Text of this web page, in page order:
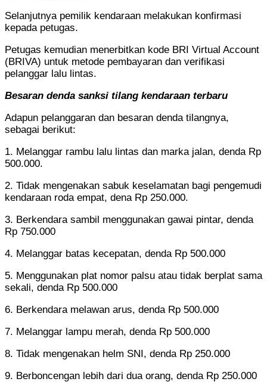
Selanjutnya pemilik kendaraan melakukan konfirmasi
kepada petugas.
Petugas kemudian menerbitkan kode BRI Virtual Account
(BRIVA) untuk metode pembayaran dan verifikasi
pelanggar lalu lintas.
Besaran denda sanksi tilang kendaraan terbaru
Adapun pelanggaran dan besaran denda tilangnya,
sebagai berikut:
1. Melanggar rambu lalu lintas dan marka jalan, denda Rp
500.000.
2. Tidak mengenakan sabuk keselamatan bagi pengemudi
kendaraan roda empat, dena Rp 250.000.
3. Berkendara sambil menggunakan gawai pintar, denda
Rp 750.000
4. Melanggar batas kecepatan, denda Rp 500.000
5. Menggunakan plat nomor palsu atau tidak berplat sama
sekali, denda Rp 500.000
6. Berkendara melawan arus, denda Rp 500.000
7. Melanggar lampu merah, denda Rp 500.000
8. Tidak mengenakan helm SNI, denda Rp 250.000
9. Berboncengan lebih dari dua orang, denda Rp 250.000